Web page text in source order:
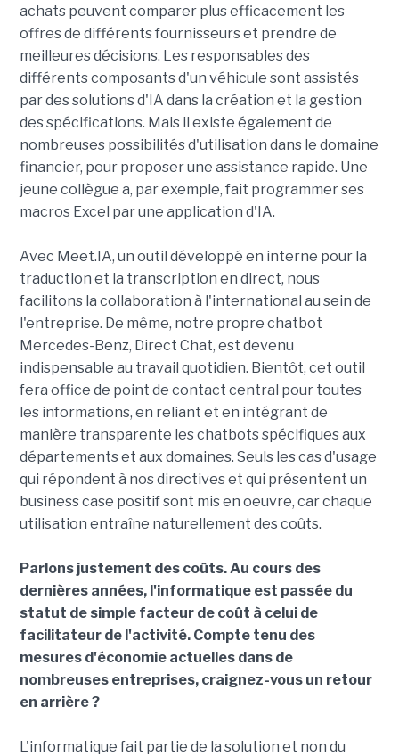
achats peuvent comparer plus efficacement les
offres de différents fournisseurs et prendre de
meilleures décisions. Les responsables des
différents composants d'un véhicule sont assistés
par des solutions d'IA dans la création et la gestion
des spécifications. Mais il existe également de
nombreuses possibilités d'utilisation dans le domaine
financier, pour proposer une assistance rapide. Une
jeune collègue a, par exemple, fait programmer ses
macros Excel par une application d'IA.
Avec Meet.IA, un outil développé en interne pour la
traduction et la transcription en direct, nous
facilitons la collaboration à l'international au sein de
l'entreprise. De même, notre propre chatbot
Mercedes-Benz, Direct Chat, est devenu
indispensable au travail quotidien. Bientôt, cet outil
fera office de point de contact central pour toutes
les informations, en reliant et en intégrant de
manière transparente les chatbots spécifiques aux
départements et aux domaines. Seuls les cas d'usage
qui répondent à nos directives et qui présentent un
business case positif sont mis en oeuvre, car chaque
utilisation entraîne naturellement des coûts.
Parlons justement des coûts. Au cours des
dernières années, l'informatique est passée du
statut de simple facteur de coût à celui de
facilitateur de l'activité. Compte tenu des
mesures d'économie actuelles dans de
nombreuses entreprises, craignez-vous un retour
en arrière ?
L'informatique fait partie de la solution et non du